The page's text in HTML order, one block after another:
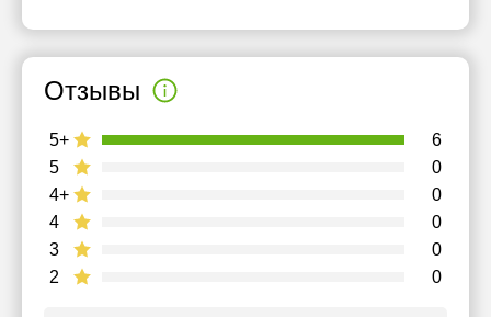
Отзывы
2 0
3 0
4 0
4+ 0
5 0
5+ 6